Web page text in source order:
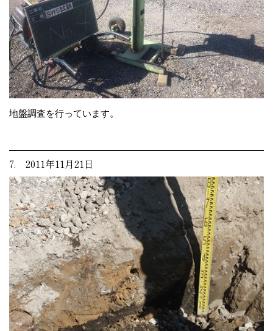
地盤調査を行っています。
7. 2011年11月21日